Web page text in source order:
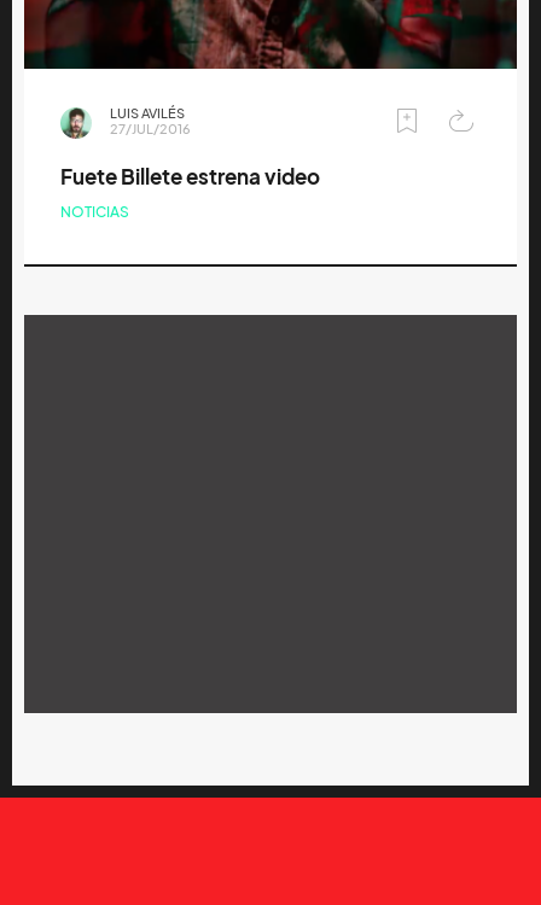
LUIS AVILÉS
27/JUL/2016
Fuete Billete estrena video
NOTICIAS